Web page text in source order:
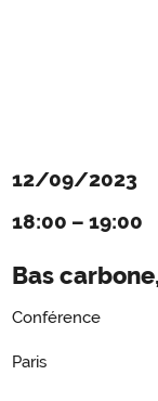
12/09/2023
18:00 – 19:00
Bas
Conférence
Paris